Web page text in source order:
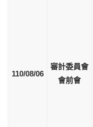
110/08/06
審計委員會
會前會